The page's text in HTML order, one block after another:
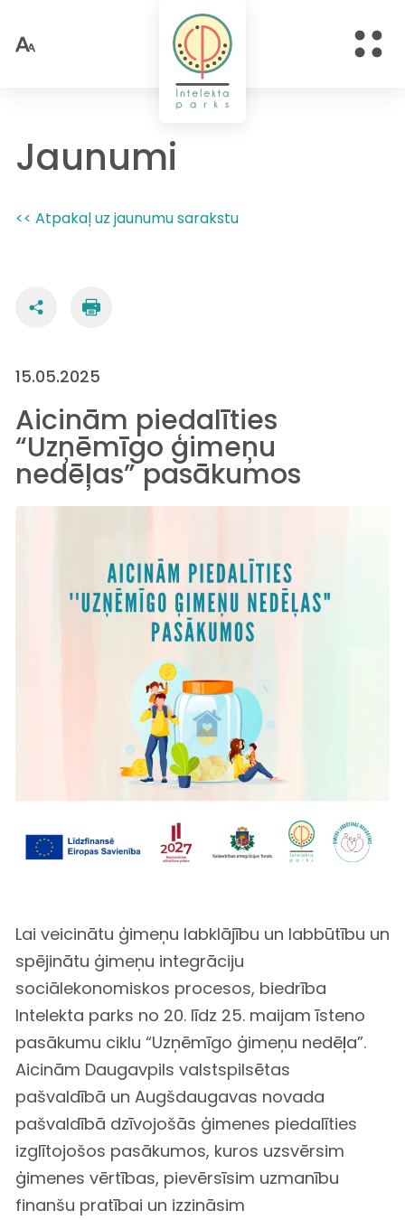
Jaunumi
<< Atpakaļ uz jaunumu sarakstu
15.05.2025
Aicinām piedalīties
“Uzņēmīgo ģimeņu
nedēļas” pasākumos
Lai veicinātu ģimeņu labklājību un labbūtību un
spējinātu ģimeņu integrāciju
sociālekonomiskos procesos, biedrība
Intelekta parks no 20. līdz 25. maijam īsteno
pasākumu ciklu “Uzņēmīgo ģimeņu nedēļa”.
Aicinām Daugavpils valstspilsētas
pašvaldībā un Augšdaugavas novada
pašvaldībā dzīvojošās ģimenes piedalīties
izglītojošos pasākumos, kuros uzsvērsim
ģimenes vērtības, pievērsīsim uzmanību
finanšu pratībai un izzināsim